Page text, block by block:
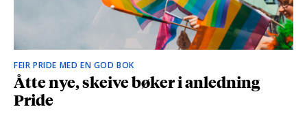
FEIR PRIDE MED EN GOD BOK
Åtte nye, skeive bøker i anledning
Pride